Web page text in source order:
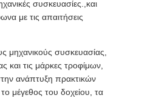
συσκευασίες.,και
με τις απαιτήσεις
μηχανικούς συσκευασίας,
και τις μάρκες τροφίμων,
ανάπτυξη πρακτικών
μέγεθος του δοχείου, τα